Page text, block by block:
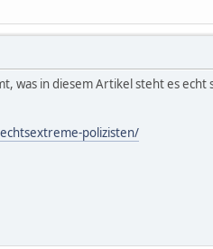
was in diesem Artikel steht es
polizisten/